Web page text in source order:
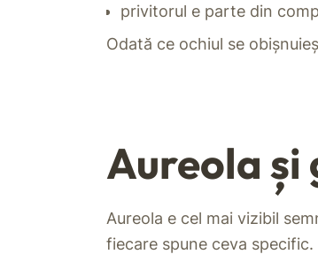
privitorul e parte din
Odată ce ochiul se
Aureola și
Aureola e cel mai vizibil
fiecare spune ceva specific.